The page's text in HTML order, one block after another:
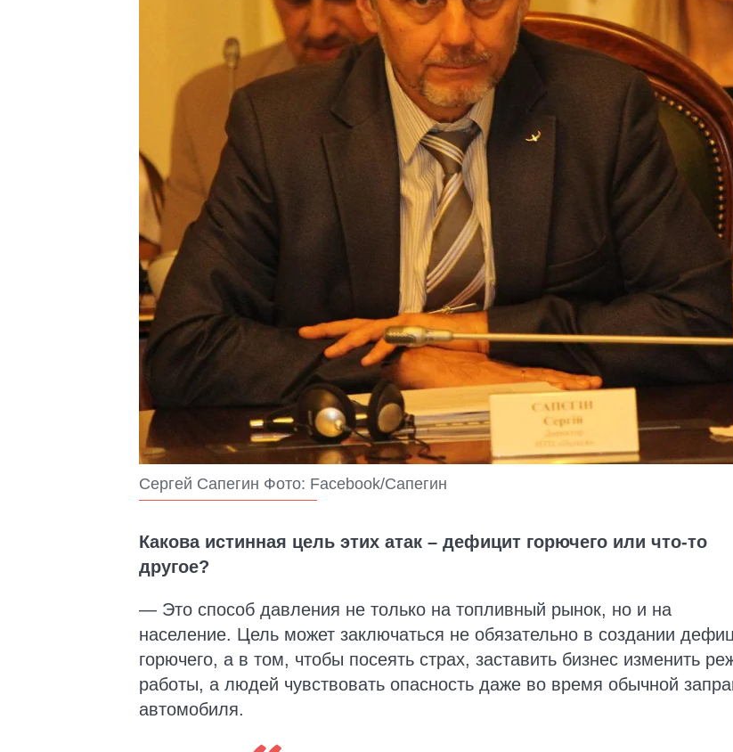
Сергей Сапегин Фото: Facebook/Сапегин
Какова истинная цель этих атак – дефицит горючего или что-то
другое?
— Это способ давления не только на топливный рынок, но и на
население. Цель может заключаться не обязательно в создании
горючего, а в том, чтобы посеять страх, заставить бизнес изменить
работы, а людей чувствовать опасность даже во время обычной
автомобиля.